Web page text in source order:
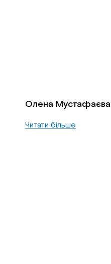
Олена Мустафаєва
Читати більше